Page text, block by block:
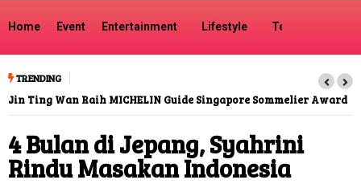
Home Event Entertainment Lifestyle Tech
TRENDING
Jin Ting Wan Raih MICHELIN Guide Singapore Sommelier Award
4 Bulan di Jepang, Syahrini
Rindu Masakan Indonesia